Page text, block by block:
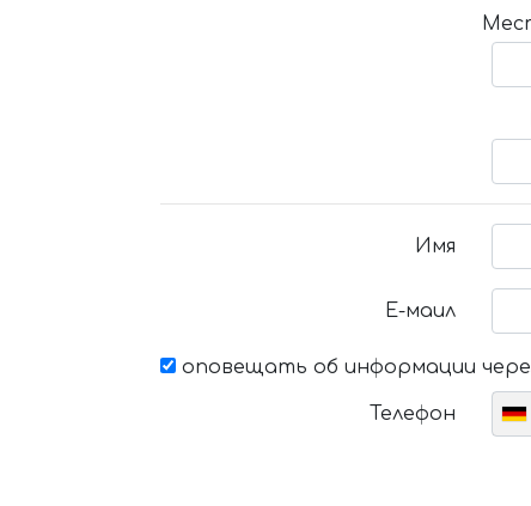
Имя
Е-маил
оповещать об информации
Телефон